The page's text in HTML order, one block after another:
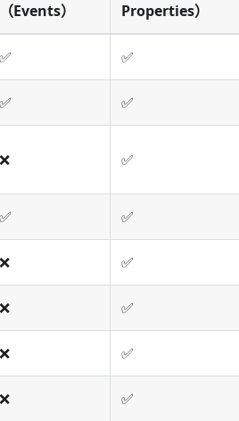
（Events）
Properties）
✅ ✅
✅ ✅
❌ ✅
✅ ✅
❌ ✅
❌ ✅
❌ ✅
❌ ✅